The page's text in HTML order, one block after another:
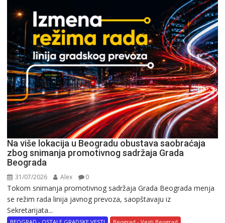
Na više lokacija u Beogradu obustava saobraćaja
zbog snimanja promotivnog sadržaja Grada
Beograda
31/07/2026 Alex 0
Tokom snimanja promotivnog sadržaja Grada Beograda menja
se režim rada linija javnog prevoza, saopštavaju iz
Sekretarijata...